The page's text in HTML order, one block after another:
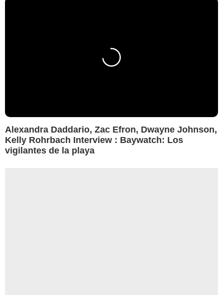
Alexandra Daddario, Zac Efron, Dwayne Johnson,
Kelly Rohrbach Interview : Baywatch: Los
vigilantes de la playa